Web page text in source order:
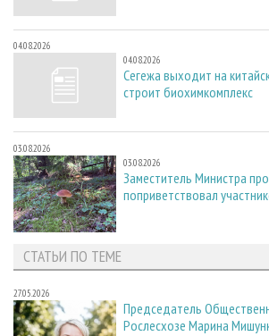
04.08.2026
04.08.2026
Сегежа выходит на
строит биохимкомплекс
03.08.2026
03.08.2026
Заместитель Министра
поприветствовал
СТАТЬИ ПО ТЕМЕ
27.05.2026
Председатель
Рослесхозе Марина